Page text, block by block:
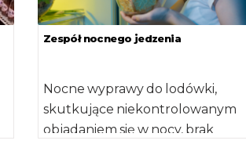
Zespół nocnego jedzenia
Nocne wyprawy do lodówki,
skutkujące niekontrolowanym
objadaniem się w nocy, brak